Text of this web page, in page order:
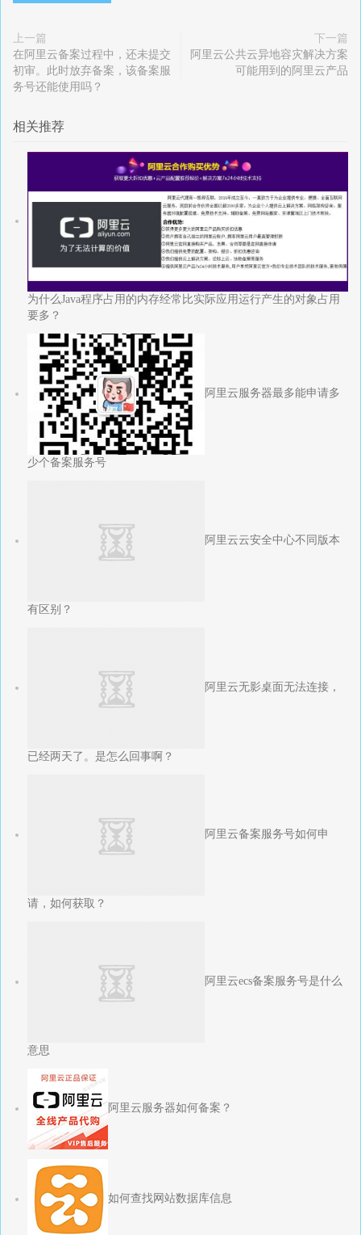
上一篇
在阿里云备案过程中，还未提交
初审。此时放弃备案，该备案服
务号还能使用吗？
下一篇
阿里云公共云异地容灾解决方案
可能用到的阿里云产品
相关推荐
为什么Java程序占用的内存经常比实际应用运行产生的对象占用
要多？
阿里云服务器最多能申请多
少个备案服务号
阿里云云安全中心不同版本
有区别？
阿里云无影桌面无法连接，
已经两天了。是怎么回事啊？
阿里云备案服务号如何申
请，如何获取？
阿里云ecs备案服务号是什么
意思
阿里云服务器如何备案？
如何查找网站数据库信息